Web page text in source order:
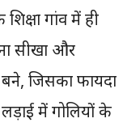
गांव में ही
सीखा और
जिसका फायदा
लड़ाई में गोलियों के